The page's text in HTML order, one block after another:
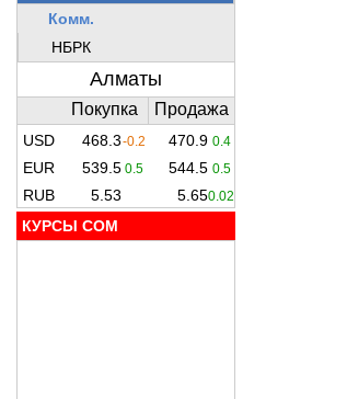
КУРСЫ COM